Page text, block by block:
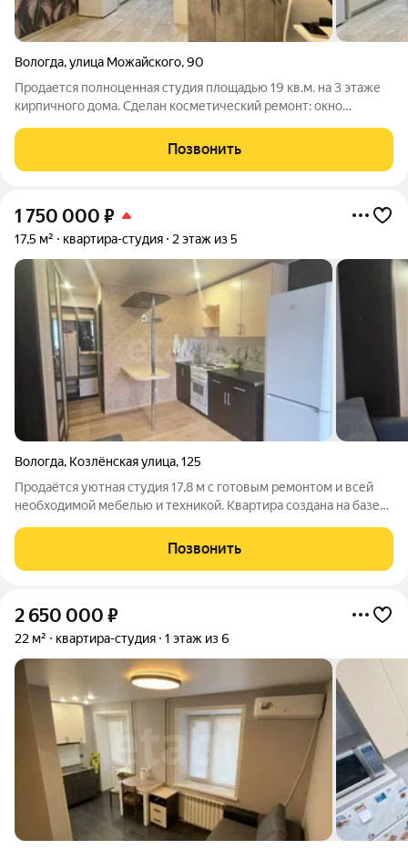
Вологда,улица Можайского,90
Продается полноценная студия площадью 19 кв.м. на 3 этаже
кирпичного дома. Сделан косметический ремонт: окно
Выделена зона кухни, установлен компактный гарнитур.
Совмещенный санузел обшит ПВХ
Позвонить
1 750 000 ₽
17,5 м² квартира-студия 2 этаж из 5
Вологда, Козлёнская улица,125
Продаётся уютная студия 17,8 м с готовым ремонтом и всей
необходимой мебелью и техникой. Квартира создана на базе
и канализацией. Идеальный вариант для комфортного
проживания одного человека или
Позвонить
2 650 000 ₽
22 м² квартира-студия 1 этаж из 6